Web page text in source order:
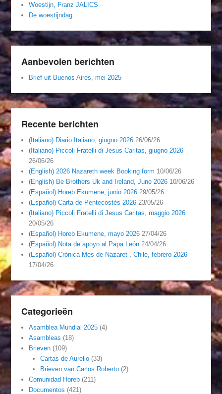
Woestijn, Franz JALICS
De woestijndag
Aanbevolen berichten
Brief uit Buenos Aires, mei 2025
Recente berichten
(Italiano) Diario Italiano, giugno 2026 26/06/26
(Italiano) Piccoli Fratelli di Jesus Caritas, giugno 2026
26/06/26
(English) 2026 Nazareth week Booking form 10/06/26
(English) Be Brothers Uk and Ireland, June 2026 10/06/26
(Español) Horeb Ekumene, junio 2026 29/05/26
(Español) Carta de Pentecostés 2026 23/05/26
(Italiano) Piccoli Fratelli di Jesus Caritas, maggio 2026
20/05/26
(Español) Horeb Ekumene, mayo 2026 27/04/26
(Español) Nota de apoyo al Papa León 24/04/26
(Español) Crónica Mes de Nazaret , Chile, febrero 2026
17/04/26
Categorieën
Asamblea Mundial 2025 (4)
Asambleas (18)
Brieven (109)
Cartas de Aurelio(33)
Brieven van Carlos Roberto(2)
Comunidad Horeb (211)
Documentos (421)